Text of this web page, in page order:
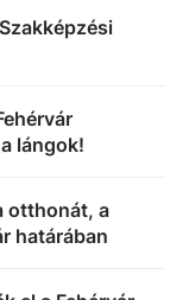
lángok!
otthonát, a
határában